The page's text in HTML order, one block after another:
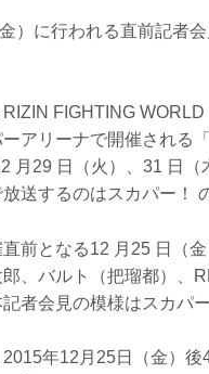
）に行われる直前記者
FIGHTING
アリーナで開催される
月29 日（火）、31 日
送するのはスカパー！
前となる12 月25 日（
、バルト（把瑠都）、
者会見の模様はスカパ
年12月25日（金）後